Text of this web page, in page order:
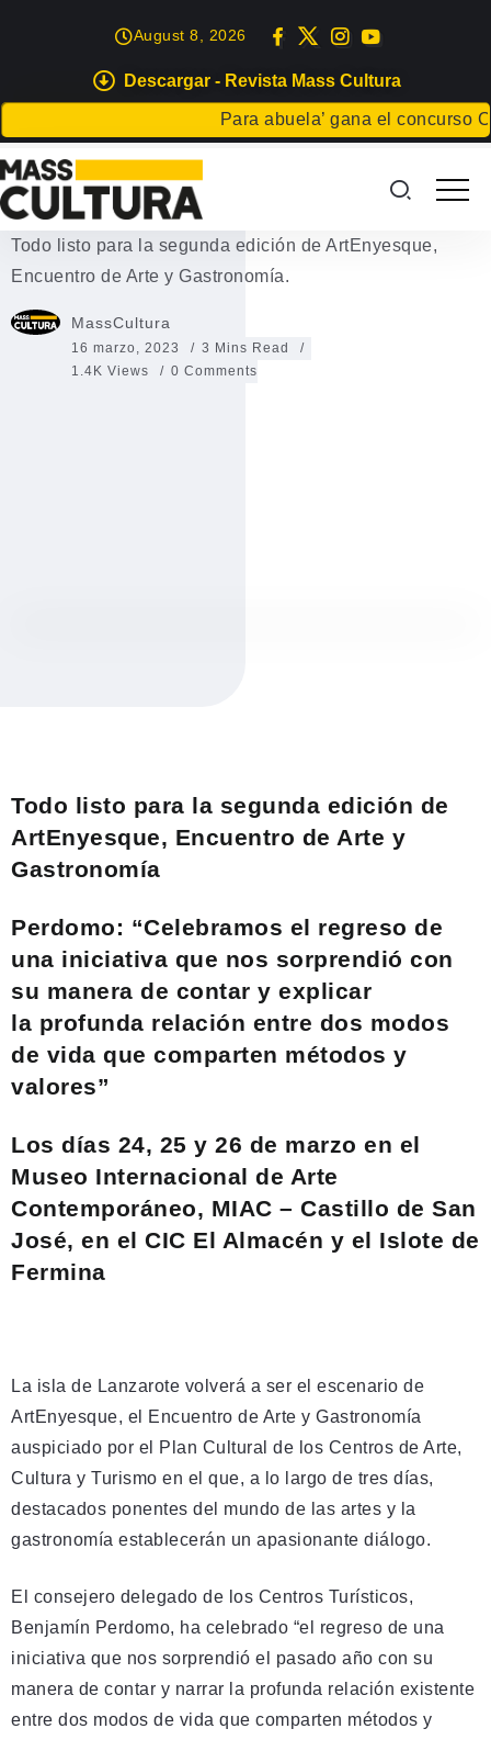
Descargar - Revista Mass Cultura
Para abuela’ gana el concurso
August 8, 2026
GASTRONOMÍA
ArtEnyesque, Encuentro de
Arte y Gastronomía
Todo listo para la segunda edición de ArtEnyesque,
Encuentro de Arte y Gastronomía.
MassCultura
16 marzo, 2023
3 Mins Read
1.4K Views
0 Comments
Todo listo para la segunda edición de
ArtEnyesque, Encuentro de Arte y
Gastronomía
Perdomo: “Celebramos el regreso de
una iniciativa que nos sorprendió con
su manera de contar y explicar
la profunda relación entre dos modos
de vida que comparten métodos y
valores”
Los días 24, 25 y 26 de marzo en el
Museo Internacional de Arte
Contemporáneo, MIAC – Castillo de San
José, en el CIC El Almacén y el Islote de
Fermina
La isla de Lanzarote volverá a ser el escenario de
ArtEnyesque, el Encuentro de Arte y Gastronomía
auspiciado por el Plan Cultural de los Centros de Arte,
Cultura y Turismo en el que, a lo largo de tres días,
destacados ponentes del mundo de las artes y la
gastronomía establecerán un apasionante diálogo.
El consejero delegado de los Centros Turísticos,
Benjamín Perdomo, ha celebrado “el regreso de una
iniciativa que nos sorprendió el pasado año con su
manera de contar y narrar la profunda relación existente
entre dos modos de vida que comparten métodos y